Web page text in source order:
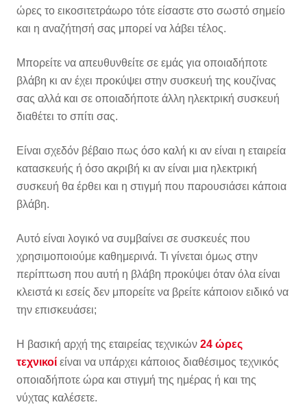
ώρες το εικοσιτετράωρο τότε είσαστε στο σωστό σημείο
και η αναζήτησή σας μπορεί να λάβει τέλος.
Μπορείτε να απευθυνθείτε σε εμάς για οποιαδήποτε
βλάβη κι αν έχει προκύψει στην συσκευή της κουζίνας
σας αλλά και σε οποιαδήποτε άλλη ηλεκτρική συσκευή
διαθέτει το σπίτι σας.
Είναι σχεδόν βέβαιο πως όσο καλή κι αν είναι η εταιρεία
κατασκευής ή όσο ακριβή κι αν είναι μια ηλεκτρική
συσκευή θα έρθει και η στιγμή που παρουσιάσει κάποια
βλάβη.
Αυτό είναι λογικό να συμβαίνει σε συσκευές που
χρησιμοποιούμε καθημερινά. Τι γίνεται όμως στην
περίπτωση που αυτή η βλάβη προκύψει όταν όλα είναι
κλειστά κι εσείς δεν μπορείτε να βρείτε κάποιον ειδικό να
την επισκευάσει;
Η βασική αρχή της εταιρείας τεχνικών 24 ώρες
τεχνικοί είναι να υπάρχει κάποιος διαθέσιμος τεχνικός
οποιαδήποτε ώρα και στιγμή της ημέρας ή και της
νύχτας καλέσετε.